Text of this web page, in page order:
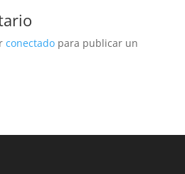
conectadopara publicar un